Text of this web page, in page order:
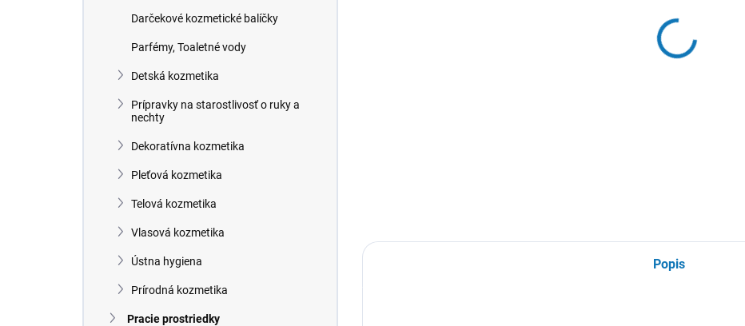
Darčekové kozmetické balíčky
Parfémy, Toaletné vody
Detská kozmetika
Prípravky na starostlivosť o ruky a
nechty
Dekoratívna kozmetika
Pleťová kozmetika
Telová kozmetika
Vlasová kozmetika
Ústna hygiena
Prírodná kozmetika
Pracie prostriedky
Popis